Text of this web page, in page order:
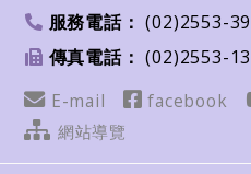
電話
服務電話： (02)2553-
傳真
傳真電話： (02)2553-
Email
E-mail FB
facebook
網站導覽
網站導覽